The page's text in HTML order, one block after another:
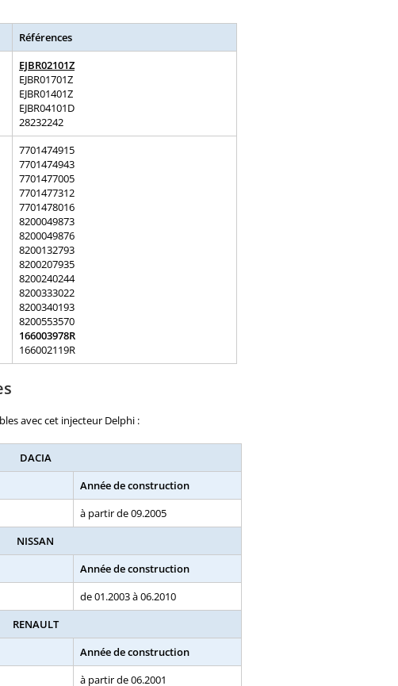
Références
EJBR02101Z
EJBR01701Z
EJBR01401Z
EJBR04101D
28232242
7701474915
7701474943
7701477005
7701477312
7701478016
8200049873
8200049876
8200132793
8200207935
8200240244
8200333022
8200340193
8200553570
166003978R
166002119R
avec cet injecteur Delphi :
DACIA
Année de construction
à partir de 09.2005
NISSAN
Année de construction
de 01.2003 à 06.2010
RENAULT
Année de construction
à partir de 06.2001